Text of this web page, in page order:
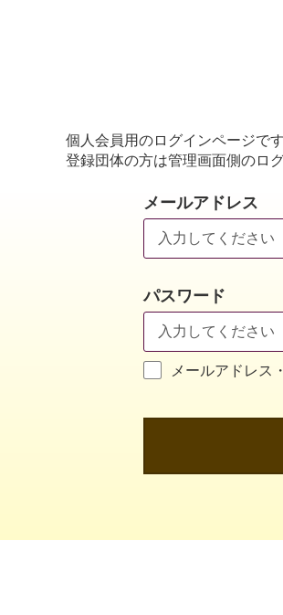
個人会員用のログインページです
登録団体の方は管理画面側のロ
メールアドレス
パスワード
メールアドレス